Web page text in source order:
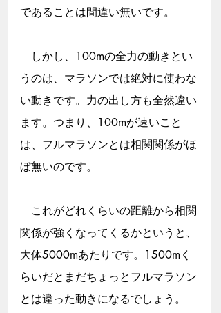
であることは間違い無いです。
しかし、100mの全力の動きとい
うのは、マラソンでは絶対に使わな
い動きです。力の出し方も全然違い
ます。つまり、100mが速いこと
は、フルマラソンとは相関関係がほ
ぼ無いのです。
これがどれくらいの距離から相関
関係が強くなってくるかというと、
大体5000mあたりです。1500mく
らいだとまだちょっとフルマラソン
とは違った動きになるでしょう。